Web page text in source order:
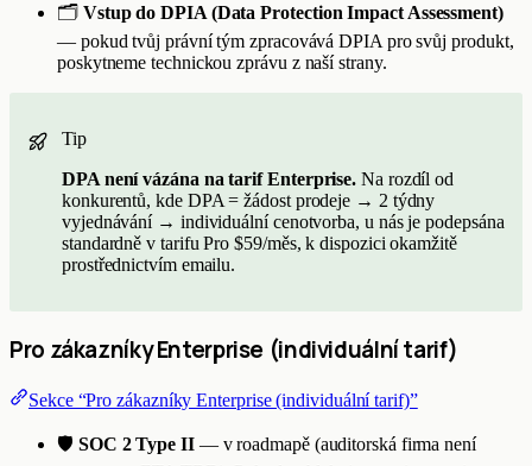
🗂️ Vstup do DPIA (Data Protection Impact Assessment)
— pokud tvůj právní tým zpracovává DPIA pro svůj produkt,
poskytneme technickou zprávu z naší strany.
Tip
DPA není vázána na tarif Enterprise. Na rozdíl od
konkurentů, kde DPA = žádost prodeje → 2 týdny
vyjednávání → individuální cenotvorba, u nás je podepsána
standardně v tarifu Pro $59/měs, k dispozici okamžitě
prostřednictvím emailu.
Pro zákazníky Enterprise (individuální tarif)
Sekce “Pro zákazníky Enterprise (individuální tarif)”
🛡️ SOC 2 Type II— v roadmapě (auditorská firma není